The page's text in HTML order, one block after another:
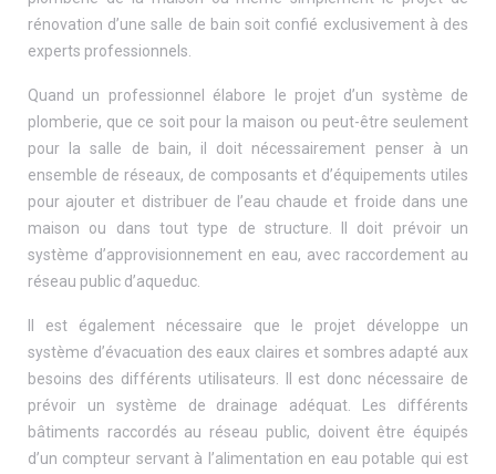
rénovation d’une salle de bain soit confié exclusivement à des
experts professionnels.
Quand un professionnel élabore le projet d’un système de
plomberie, que ce soit pour la maison ou peut-être seulement
pour la salle de bain, il doit nécessairement penser à un
ensemble de réseaux, de composants et d’équipements utiles
pour ajouter et distribuer de l’eau chaude et froide dans une
maison ou dans tout type de structure. Il doit prévoir un
système d’approvisionnement en eau, avec raccordement au
réseau public d’aqueduc.
Il est également nécessaire que le projet développe un
système d’évacuation des eaux claires et sombres adapté aux
besoins des différents utilisateurs. Il est donc nécessaire de
prévoir un système de drainage adéquat. Les différents
bâtiments raccordés au réseau public, doivent être équipés
d’un compteur servant à l’alimentation en eau potable qui est